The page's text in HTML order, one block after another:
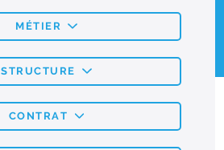
MÉTIER
STRUCTURE
CONTRAT